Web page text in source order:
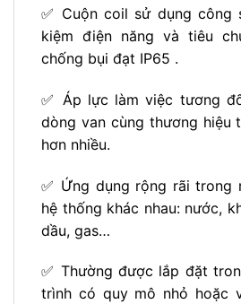
✅ Cuộn coil sử dụng công
kiệm điện năng và tiêu
chống bụi đạt IP65 .
✅ Áp lực làm việc tương
dòng van cùng thương hiệu
hơn nhiều.
✅ Ứng dụng rộng rãi trong
hệ thống khác nhau: nước,
dầu, gas…
✅ Thường được lắp đặt
trình có quy mô nhỏ hoặc